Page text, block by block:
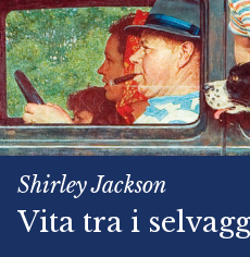
Shirley Jackson
Vita tra i